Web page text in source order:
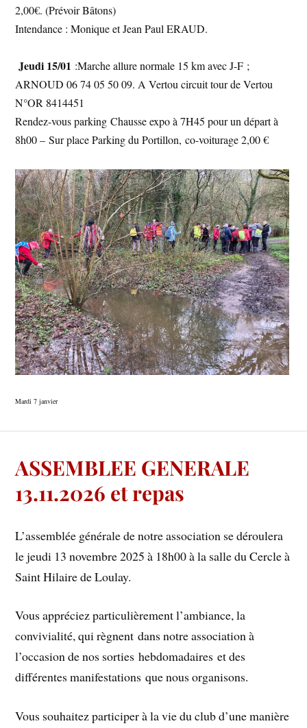
2,00€. (Prévoir Bâtons)
Intendance : Monique et Jean Paul ERAUD.
Jeudi 15/01 :Marche allure normale 15 km avec J-F ;
ARNOUD 06 74 05 50 09. A Vertou circuit tour de Vertou
N°OR 8414451
Rendez-vous parking Chausse expo à 7H45 pour un départ à
8h00 – Sur place Parking du Portillon, co-voiturage 2,00 €
Mardi 7 janvier
ASSEMBLEE GENERALE
13.11.2026 et repas
L’assemblée générale de notre association se déroulera
le jeudi 13 novembre 2025 à 18h00 à la salle du Cercle à
Saint Hilaire de Loulay.
Vous appréciez particulièrement l’ambiance, la
convivialité, qui règnent dans notre association à
l’occasion de nos sorties hebdomadaires et des
différentes manifestations que nous organisons.
Vous souhaitez participer à la vie du club d’une manière